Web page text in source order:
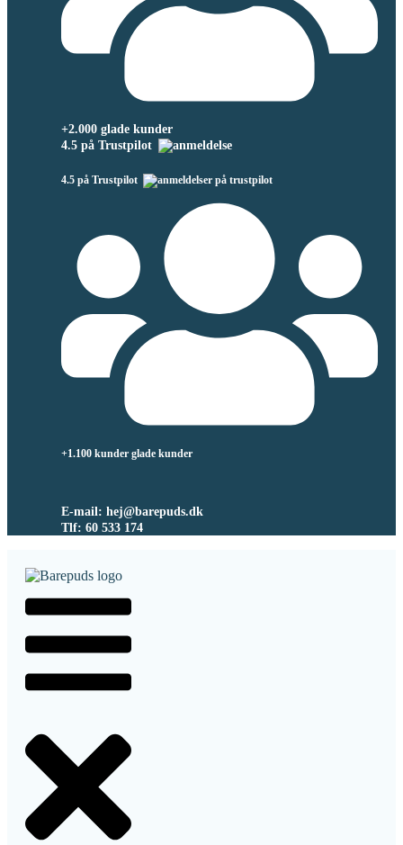
+2.000 glade kunder
4.5 på Trustpilot
4.5 på Trustpilot
+1.100 kunder glade kunder
E-mail: hej@barepuds.dk
Tlf: 60 533 174